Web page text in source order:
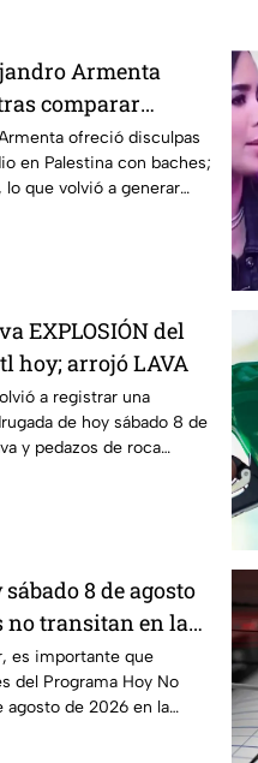
Armenta
comparar
con baches;ofreció disculpas
en Palestina con baches;
que volvió a generar
EXPLOSIÓN del
hoy; arrojó LAVA
a registrar una
de hoy sábado 8 de
y pedazos de roca
8 de agosto
no transitan en la
es importante que
del Programa Hoy No
agosto de 2026 en la